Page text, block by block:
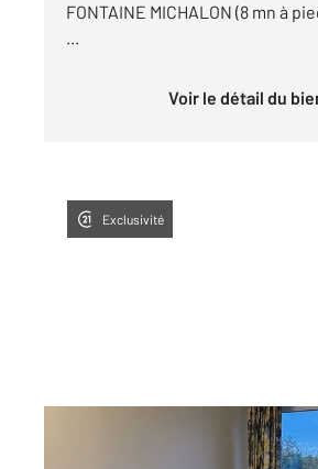
FONTAINE MICHALON (8 mn à
...
Voir le détail du
Exclusivité